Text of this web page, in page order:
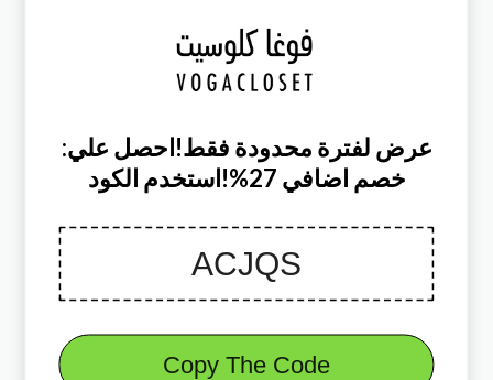
:عرض لفترة محدودة فقط!احصل علي
خصم اضافي 27%!استخدم الكود
Copy The Code